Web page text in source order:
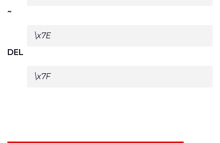
~
\x7E
DEL
\x7F